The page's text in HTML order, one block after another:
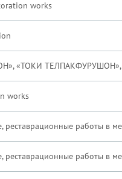
works
«ТОКИ
works
реставрационные работы в
реставрационные работы в